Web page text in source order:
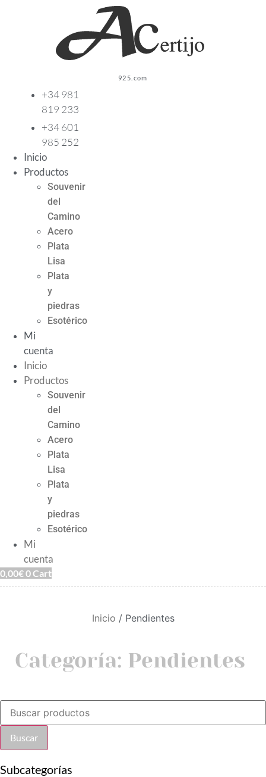
925.com
+34 981
819 233
+34 601
985 252
Inicio
Productos
Souvenir
del
Camino
Acero
Plata
Lisa
Plata
y
piedras
Esotérico
Mi
cuenta
Inicio
Productos
Souvenir
del
Camino
Acero
Plata
Lisa
Plata
y
piedras
Esotérico
Mi
cuenta
0,00€0Cart
Inicio / Pendientes
Categoría: Pendientes
Búsqueda
productos
Buscar
Subcategorías